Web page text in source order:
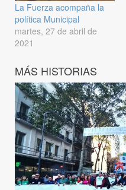
La Fuerza acompaña la
política Municipal
martes, 27 de abril de
2021
MÁS HISTORIAS